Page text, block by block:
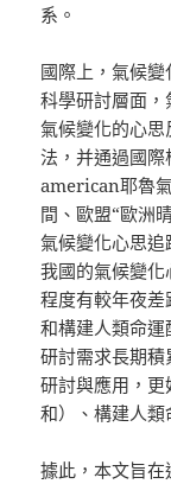
系。
國際上，氣候變
科學研討層面
氣候變化的心
法，并通過國際
american耶魯
間、歐盟“歐洲
氣候變化心思追
我國的氣候變
程度有較年夜
和構建人類命
研討需求長期
研討與應用，更
和）、構建人類
據此，本文旨